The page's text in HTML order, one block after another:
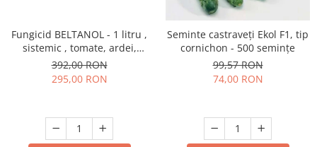
Fungicid BELTANOL - 1 litru ,
sistemic , tomate, ardei,
ofilirea vasculara
392,00 RON
295,00 RON
Seminte castraveți Ekol F1, tip
cornichon - 500 semințe
99,57 RON
74,00 RON